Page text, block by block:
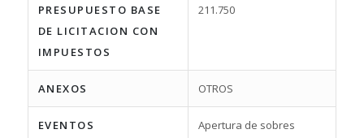
PRESUPUESTO BASE
DE LICITACION CON
IMPUESTOS
211.750
ANEXOS OTROS
EVENTOS
Apertura de sobres